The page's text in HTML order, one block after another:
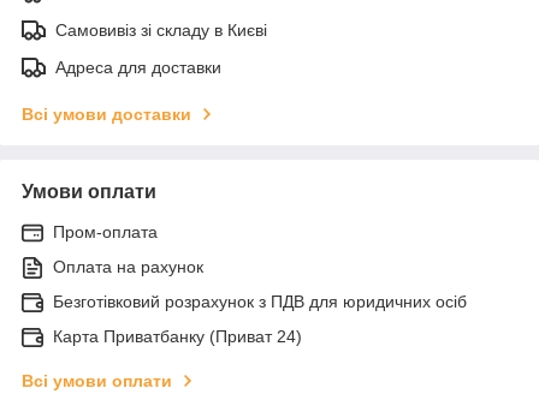
Самовивіз зі складу в Києві
Адреса для доставки
Всі умови доставки
Умови оплати
Пром-оплата
Оплата на рахунок
Безготівковий розрахунок з ПДВ для юридичних осіб
Карта Приватбанку (Приват 24)
Всі умови оплати